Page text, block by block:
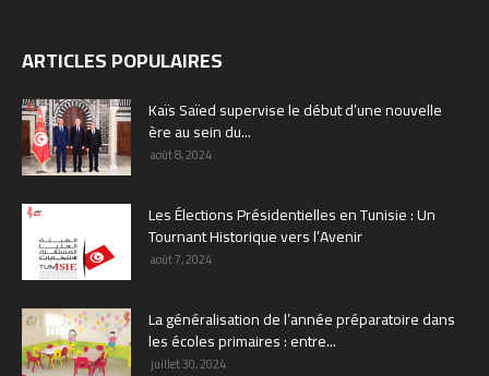
ARTICLES POPULAIRES
Kaïs Saïed supervise le début d’une nouvelle
ère au sein du...
août 8, 2024
Les Élections Présidentielles en Tunisie : Un
Tournant Historique vers l’Avenir
août 7, 2024
La généralisation de l’année préparatoire dans
les écoles primaires : entre...
juillet 30, 2024